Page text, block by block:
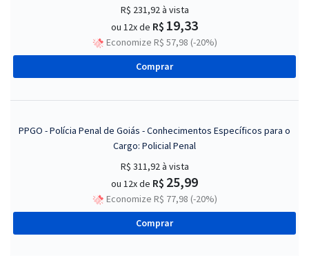
R$ 231,92à vista
ou 12x de R$ 19,33
Economize R$ 57,98 (-20%)
Comprar
PPGO - Polícia Penal de Goiás - Conhecimentos Específicos para o
Cargo: Policial Penal
R$ 311,92à vista
ou 12x de R$ 25,99
Economize R$ 77,98 (-20%)
Comprar